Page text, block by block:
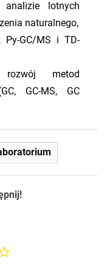
lotnych
naturalnego,
Py-GC/MS i TD-
metod
GC-MS, GC